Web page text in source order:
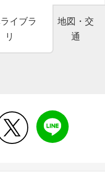
イブラ
リ
地図・交
通